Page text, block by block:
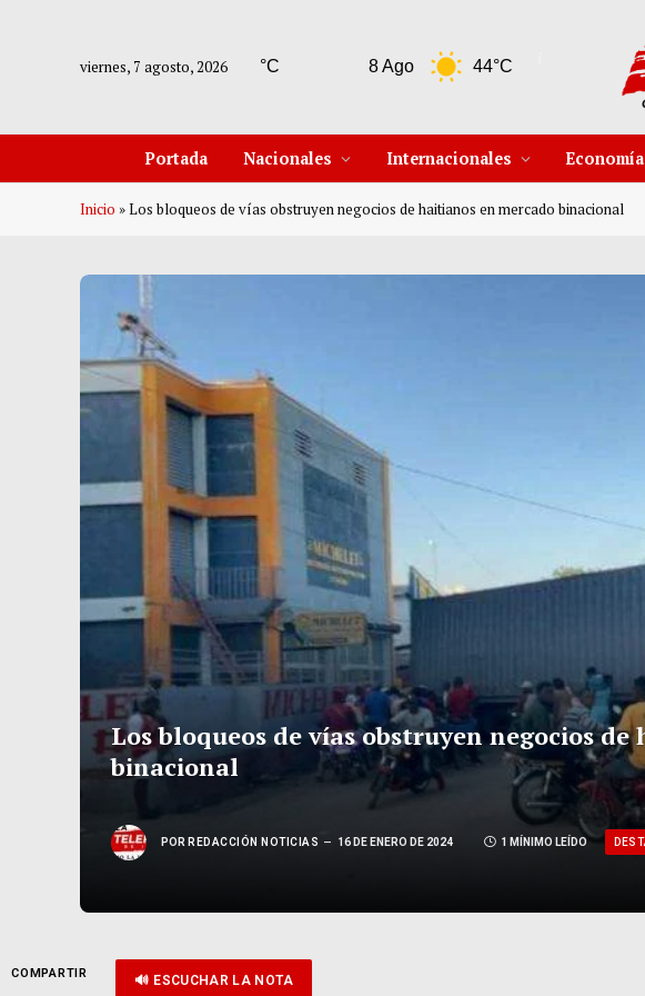
viernes, 7 agosto, 2026
7 Ago 42°C 44°C
Portada Nacionales Internacionales Economía
Inicio »Los bloqueos de vías obstruyen negocios de haitianos en mercado binacional
Los bloqueos de vías obstruyen negocios
binacional
POR REDACCIÓN NOTICIAS 16 DE ENERO DE 2024 1 MÍNIMO LEÍDO
COMPARTIR 🔊 ESCUCHAR LA NOTA